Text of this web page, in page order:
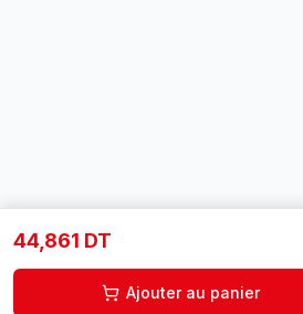
44,861 DT
Ajouter au panier